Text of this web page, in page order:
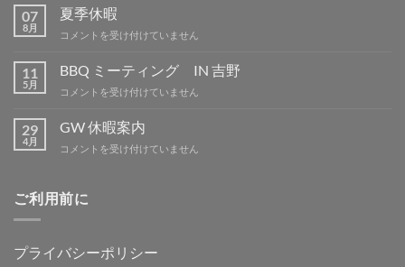
部
品
は
07
8月
夏季休暇
夏
休
暇
は
コメントを受け付けていません
11
5月
BBQ ミーティング IN 吉野
BBQ
ー
テ
ィ
IN
コメントを受け付けていません
29
4月
GW 休暇案内
GW
案
内
コメントを受け付けていません
ご利用前に
プライバシーポリシー